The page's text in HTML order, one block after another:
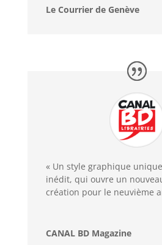
Le Courrier de Genève
« Un style graphique
inédit, qui ouvre un
création pour le neuvième
CANAL BD Magazine